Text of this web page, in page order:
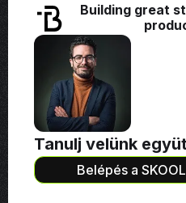
Building great
Tanulj velünk
Belépés a